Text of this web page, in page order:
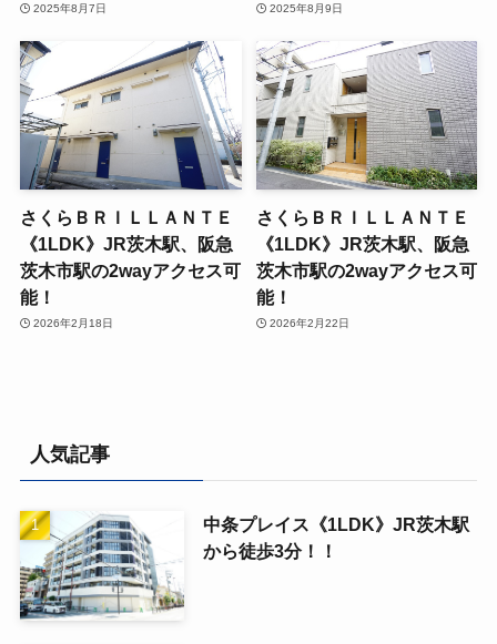
2025年8月7日 2025年8月9日
さくらＢＲＩＬＬＡＮＴＥ
《1LDK》JR茨木駅、阪急
茨木市駅の2wayアクセス可
能！
2026年2月18日
さくらＢＲＩＬＬＡＮＴＥ
《1LDK》JR茨木駅、阪急
茨木市駅の2wayアクセス可
能！
2026年2月22日
人気記事
中条プレイス《1LDK》JR茨木駅
から徒歩3分！！